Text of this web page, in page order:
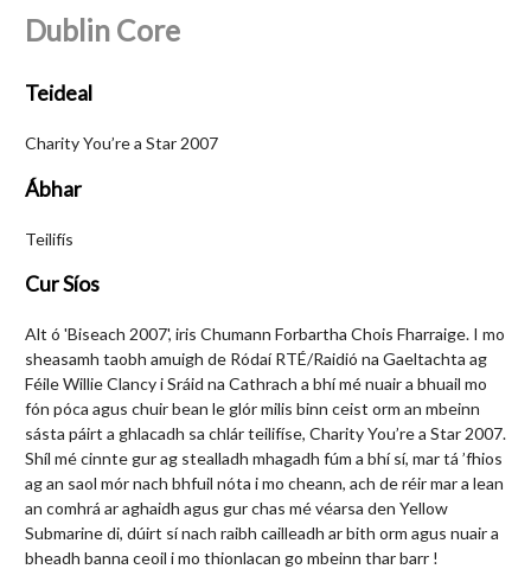
Dublin Core
Teideal
Charity You’re a Star 2007
Ábhar
Teilifís
Cur Síos
Alt ó 'Biseach 2007', iris Chumann Forbartha Chois Fharraige. I mo
sheasamh taobh amuigh de Ródaí RTÉ/Raidió na Gaeltachta ag
Féile Willie Clancy i Sráid na Cathrach a bhí mé nuair a bhuail mo
fón póca agus chuir bean le glór milis binn ceist orm an mbeinn
sásta páirt a ghlacadh sa chlár teilifíse, Charity You’re a Star 2007.
Shíl mé cinnte gur ag stealladh mhagadh fúm a bhí sí, mar tá ’fhios
ag an saol mór nach bhfuil nóta i mo cheann, ach de réir mar a lean
an comhrá ar aghaidh agus gur chas mé véarsa den Yellow
Submarine di, dúirt sí nach raibh cailleadh ar bith orm agus nuair a
bheadh banna ceoil i mo thionlacan go mbeinn thar barr !